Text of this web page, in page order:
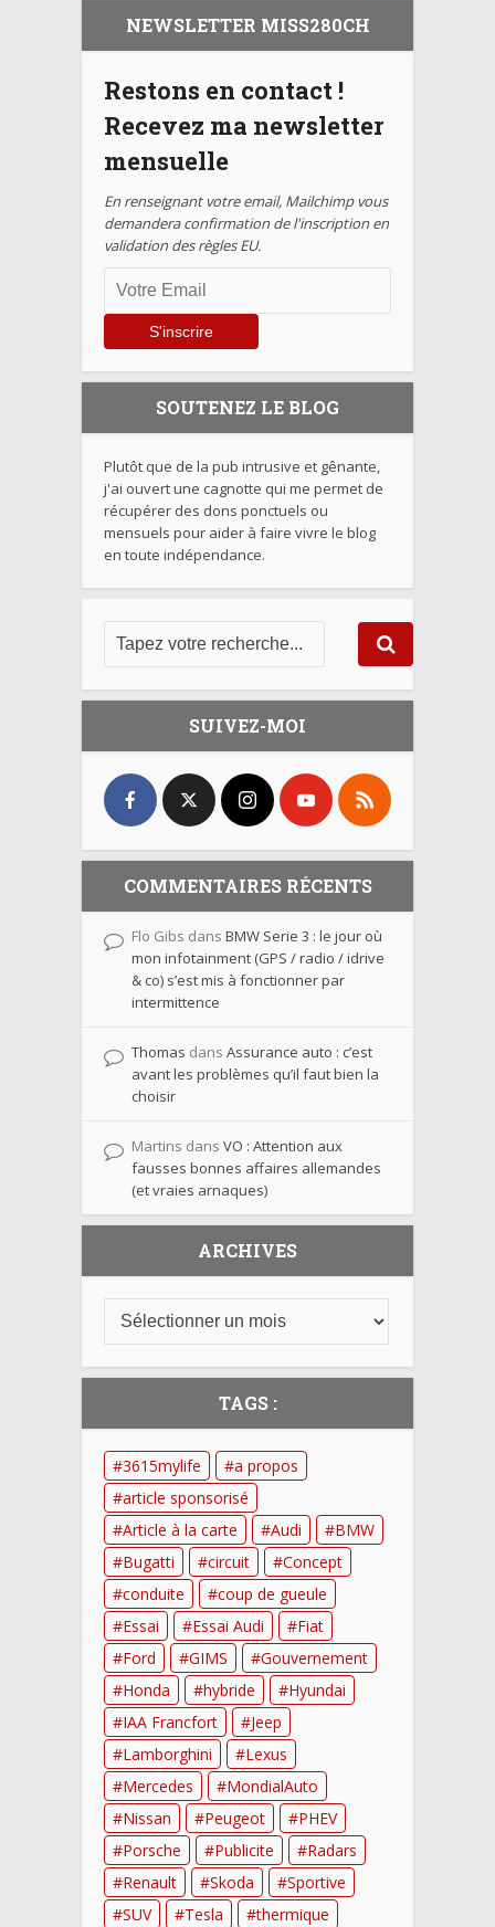
NEWSLETTER MISS280CH
Restons en contact !
Recevez ma newsletter
mensuelle
En renseignant votre email, Mailchimp vous
demandera confirmation de l'inscription en
validation des règles EU.
SOUTENEZ LE BLOG
Plutôt que de la pub intrusive et gênante,
j'ai ouvert une cagnotte qui me permet de
récupérer des dons ponctuels ou
mensuels pour aider à faire vivre le blog
en toute indépendance.
SUIVEZ-MOI
COMMENTAIRES RÉCENTS
Flo Gibs dans BMW Serie 3 : le jour où
mon infotainment (GPS / radio / idrive
& co) s’est mis à fonctionner par
intermittence
Thomas dans Assurance auto : c’est
avant les problèmes qu’il faut bien la
choisir
Martins dans VO : Attention aux
fausses bonnes affaires allemandes
(et vraies arnaques)
ARCHIVES
TAGS :
3615mylife
a propos
article sponsorisé
Article à la carte
Audi
BMW
Bugatti
circuit
Concept
conduite
coup de gueule
Essai
Essai Audi
Fiat
Ford
GIMS
Gouvernement
Honda
hybride
Hyundai
IAA Francfort
Jeep
Lamborghini
Lexus
Mercedes
MondialAuto
Nissan
Peugeot
PHEV
Porsche
Publicite
Radars
Renault
Skoda
Sportive
SUV
Tesla thermique